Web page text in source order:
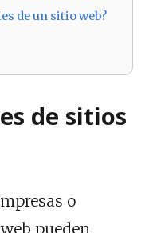
de un sitio web?
de sitios
o
pueden